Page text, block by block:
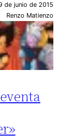
de junio de 2015
Renzo Matienzo